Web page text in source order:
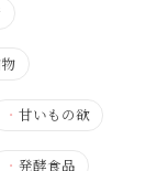
・ 甘いもの欲
・ 発酵食品